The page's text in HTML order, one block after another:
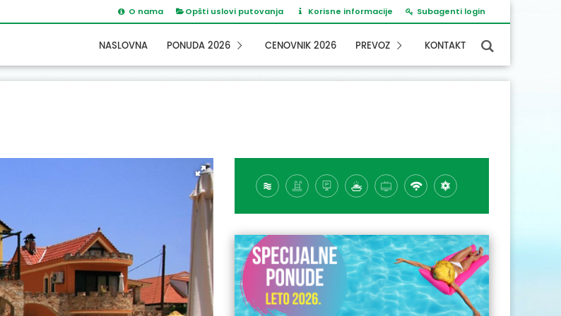
O nama Opšti uslovi putovanja Korisne informacije Subagenti login
NASLOVNA PONUDA 2026 CENOVNIK 2026 PREVOZ KONTAKT